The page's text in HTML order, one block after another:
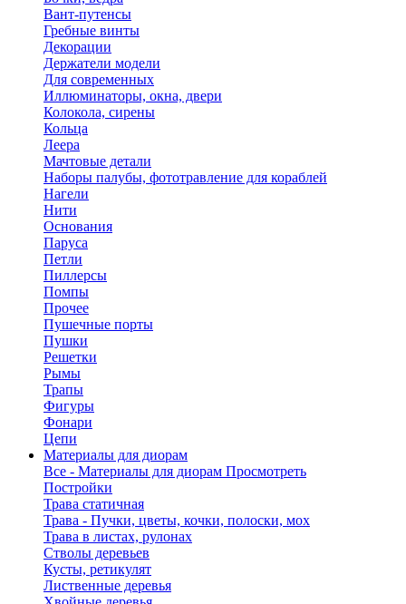
Вант-путенсы
Гребные винты
Декорации
Держатели модели
Для современных
Иллюминаторы, окна, двери
Колокола, сирены
Кольца
Леера
Мачтовые детали
Наборы палубы, фототравление для кораблей
Нагели
Нити
Основания
Паруса
Петли
Пиллерсы
Помпы
Прочее
Пушечные порты
Пушки
Решетки
Рымы
Трапы
Фигуры
Фонари
Цепи
Материалы для диорам
Все - Материалы для диорам Просмотреть
Постройки
Трава статичная
Трава - Пучки, цветы, кочки, полоски, мох
Трава в листах, рулонах
Стволы деревьев
Кусты, ретикулят
Лиственные деревья